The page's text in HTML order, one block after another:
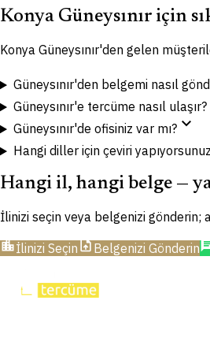
Konya Güneysınır için
Konya Güneysınır'den gelen
Güneysınır'den belgemi nasıl
Güneysınır'e tercüme nasıl ulaşır?
Güneysınır'de ofisiniz var mı?expand_more
Hangi diller için çeviri
Hangi il, hangi belge —
İlinizi seçin veya belgenizi gönderin;
location_cityİlinizi Seçinupload_fileBelgenizi Gönderin